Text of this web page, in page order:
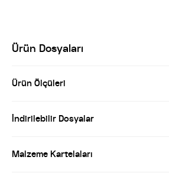
Ürün Dosyaları
Ürün Ölçüleri
İndirilebilir Dosyalar
Malzeme Kartelaları